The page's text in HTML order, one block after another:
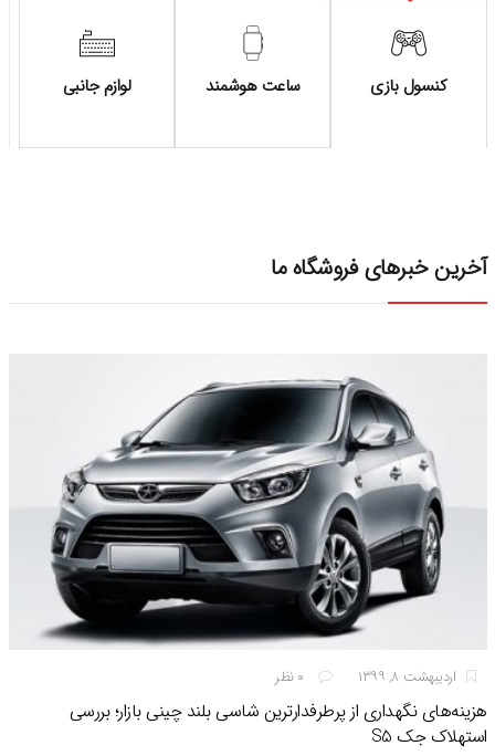
کنسول بازی ساعت هوشمند لوازم جانبی
آخرین خبرهای فروشگاه ما
اردیبهشت ۸, ۱۳۹۹ ۰ نظر
هزینه‌های نگهداری از پرطرفدارترین شاسی بلند چینی بازار؛ بررسی
استهلاک جک S5